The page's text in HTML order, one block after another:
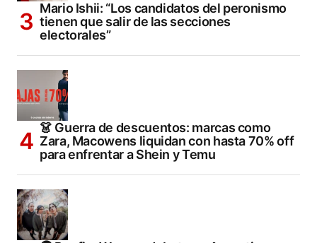
Mario Ishii: “Los candidatos del peronismo
tienen que salir de las secciones
electorales”
👗 Guerra de descuentos: marcas como
Zara, Macowens liquidan con hasta 70% off
para enfrentar a Shein y Temu